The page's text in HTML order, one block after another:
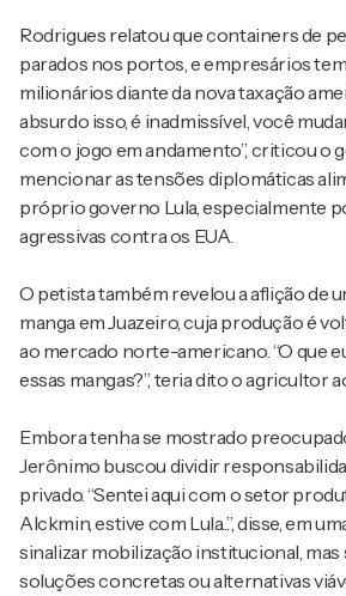
Rodrigues relatou que containers de
parados nos portos, e empresários
milionários diante da nova taxação
absurdo isso, é inadmissível, você
com o jogo em andamento”, criticou o
mencionar as tensões diplomáticas
próprio governo Lula, especialmente
agressivas contra os EUA.
O petista também revelou a aflição de
manga em Juazeiro, cuja produção é
ao mercado norte-americano. “O que
essas mangas?”, teria dito o agricultor
Embora tenha se mostrado
Jerônimo buscou dividir
privado. “Sentei aqui com o setor
Alckmin, estive com Lula...”, disse, em
sinalizar mobilização institucional,
soluções concretas ou alternativas